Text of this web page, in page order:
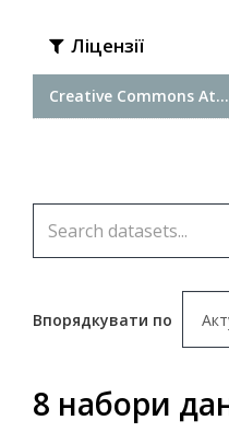
Ліцензії
Creative Commons At...
Впорядкувати по
8 набори